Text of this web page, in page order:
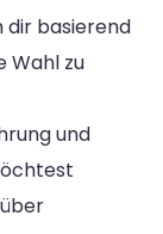
dir basierend
Wahl zu
und